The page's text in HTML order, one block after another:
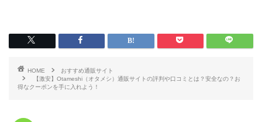
HOME
おすすめ通販サイト
【激安】Otameshi（オタメシ）通販サイトの評判や口コミとは？安全なの？お
得なクーポンを手に入れよう！